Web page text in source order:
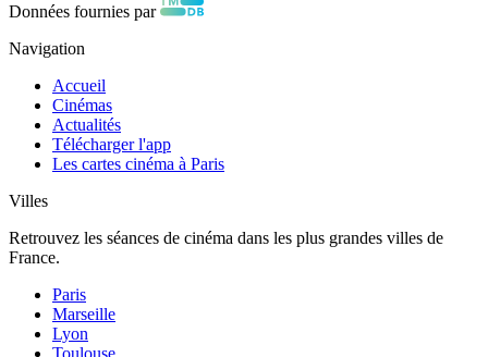
Données fournies par
Navigation
Accueil
Cinémas
Actualités
Télécharger l'app
Les cartes cinéma à Paris
Villes
Retrouvez les séances de cinéma dans les plus grandes villes de
France.
Paris
Marseille
Lyon
Toulouse